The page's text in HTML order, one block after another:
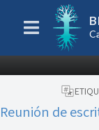
Reunión de